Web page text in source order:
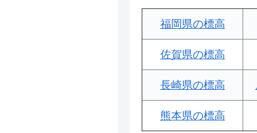
福岡県の標高
佐賀県の標高
長崎県の標高
熊本県の標高